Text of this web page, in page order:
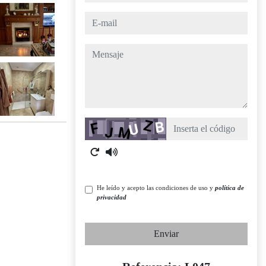
e-mail
mensaje
Captcha
He leído y acepto las condiciones de uso y política de
privacidad
Enviar